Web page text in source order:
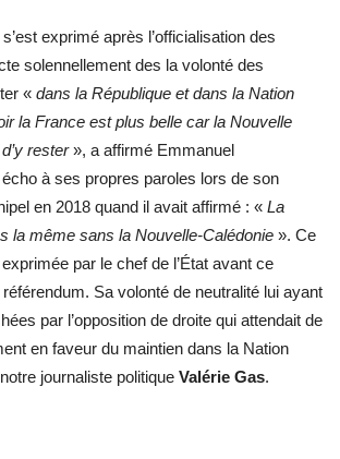
exprimé après l’officialisation des
solennellement des la volonté des
« dans la République et dans la Nation
la France est plus belle car la Nouvelle
rester», a affirmé Emmanuel
à ses propres paroles lors de son
en 2018 quand il avait affirmé : « La
la même sans la Nouvelle-Calédonie ». Ce
par le chef de l’État avant ce
Sa volonté de neutralité lui ayant
par l’opposition de droite qui attendait de
en faveur du maintien dans la Nation
journaliste politique Valérie Gas.